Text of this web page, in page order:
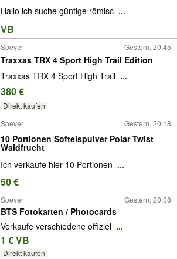
Hallo ich suche güntige römisc ...
VB
Speyer Gestern, 20:45
Traxxas TRX 4 Sport High Trail Edition
Traxxas TRX 4 Sport High Trail ...
380 €
Direkt kaufen
Speyer Gestern, 20:18
10 Portionen Softeispulver Polar Twist
Waldfrucht
Ich verkaufe hier 10 Portionen ...
50 €
Speyer Gestern, 20:08
BTS Fotokarten / Photocards
Verkaufe verschiedene offiziel ...
1 € VB
Direkt kaufen